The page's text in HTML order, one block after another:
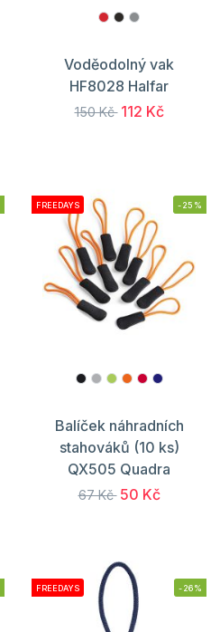
Voděodolný vak
HF8028 Halfar
150 Kč 112 Kč
FREEDAYS -25%
Balíček náhradních
stahováků (10 ks)
QX505 Quadra
67 Kč 50 Kč
FREEDAYS -26%